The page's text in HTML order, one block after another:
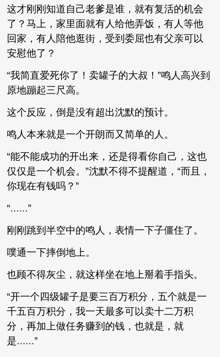
这才刚刚知道自己老爹是谁，就有复活的机会
了？马上，家里面就有人给他弄饭，有人等他
回家，有人陪他逛街，受到委屈也有父亲可以
安慰他了？
“我简直爱死你了！卖罐子的大叔！”鸣人高兴到
原地蹦起三尺高。
这个反应，倒是没有超出沈默的预计。
鸣人本来就是一个开朗而又简单的人。
“能不能成功的开出来，还是得看你自己，这也
仅仅是一个机会。”沈默不得不提醒道，“而且，
你现在有钱吗？”
“......”
刚刚跳到半空中的鸣人，表情一下子僵住了。
噗通一下摔倒地上。
也顾不得灰尘，就这样坐在地上掰着手指头。
“开一个四级罐子是要三百万积分，五个就是一
千五百万积分，我一天最多可以卖十二万积
分，再加上做任务赚到的钱，也就是，就
是......”